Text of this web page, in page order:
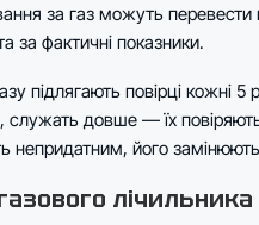
за газ можуть
за фактичні показники.
підлягають повірці кожні
служать довше — їх
непридатним, його
лічильника